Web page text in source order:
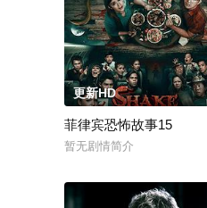
更新HD
菲律宾恐怖故事15
暂无剧情简介